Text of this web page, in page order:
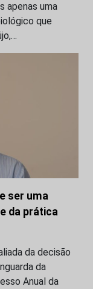
apenas uma
que
ser uma
da prática
da decisão
da
Anual da